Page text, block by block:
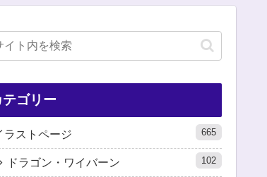
テゴリー
ラストページ 665
ドラゴン・ワイバーン 102